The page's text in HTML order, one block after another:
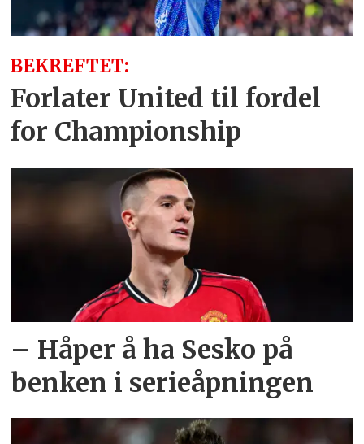
BEKREFTET:
Forlater United til fordel
for Championship
– Håper å ha Sesko på
benken i serieåpningen